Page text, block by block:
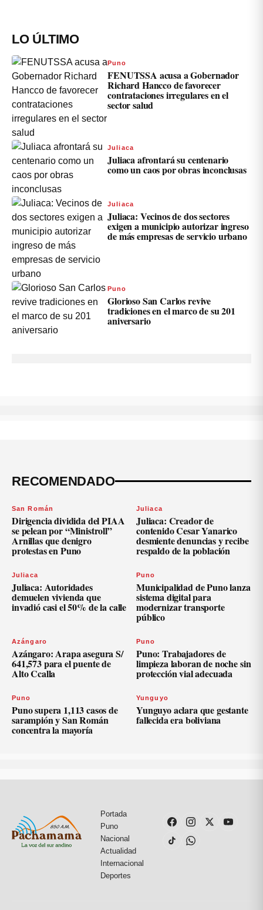
LO ÚLTIMO
Puno
FENUTSSA acusa a Gobernador
Richard Hancco de favorecer
contrataciones irregulares en el
sector salud
Juliaca
Juliaca afrontará su centenario
como un caos por obras inconclusas
Juliaca
Juliaca: Vecinos de dos sectores
exigen a municipio autorizar ingreso
de más empresas de servicio urbano
Puno
Glorioso San Carlos revive
tradiciones en el marco de su 201
aniversario
RECOMENDADO
San Román
Dirigencia dividida del PIAA
se pelean por “Ministroll”
Arnillas que denigro
protestas en Puno
Juliaca
Juliaca: Creador de
contenido Cesar Yanarico
desmiente denuncias y recibe
respaldo de la población
Juliaca
Juliaca: Autoridades
demuelen vivienda que
invadió casi el 50% de la calle
Puno
Municipalidad de Puno lanza
sistema digital para
modernizar transporte
público
Azángaro
Azángaro: Arapa asegura S/
641,573 para el puente de
Alto Ccalla
Puno
Puno: Trabajadores de
limpieza laboran de noche sin
protección vial adecuada
Puno
Puno supera 1,113 casos de
sarampión y San Román
concentra la mayoría
Yunguyo
Yunguyo aclara que gestante
fallecida era boliviana
Portada
Puno
Nacional
Actualidad
Internacional
Deportes